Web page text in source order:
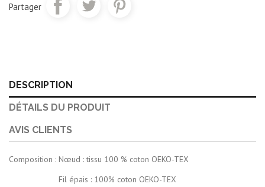
Partager
DESCRIPTION
DÉTAILS DU PRODUIT
AVIS CLIENTS
Composition : Nœud : tissu 100 % coton OEKO-TEX
Fil épais : 100% coton OEKO-TEX